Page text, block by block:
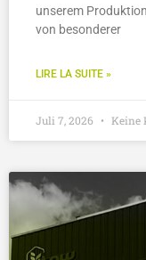
unserem
von besonderer
LIRE LA SUITE »
Juli 7, 2026 Keine